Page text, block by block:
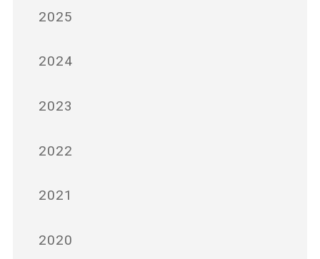
2025
2024
2023
2022
2021
2020